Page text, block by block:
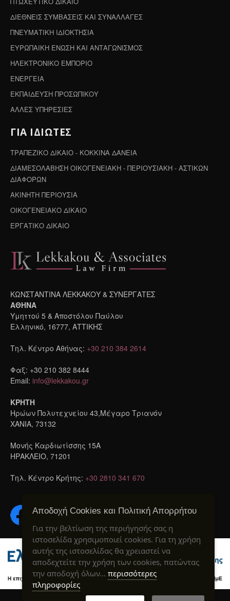
ΔΙΕΘΝΕΙΣ ΣΥΜΒΑΣΕΙΣ ΚΑΙ ΣΥΝΑΛΛΑΓΕΣ
ΠΝΕΥΜΑΤΙΚΗ ΙΔΙΟΚΤΗΣΙΑ
ΕΥΡΩΠΑΙΚΗ ΕΝΩΣΗ ΚΑΙ ΑΝΤΑΓΩΝΙΣΜΟΣ
ΗΛΕΚΤΡΟΝΙΚΟ ΕΜΠΟΡΙΟ
ΕΝΕΡΓΕΙΑ
ΕΚΠΑΙΔΕΥΣΗ ΠΡΟΣΩΠΙΚΟΥ
ΑΛΛΕΣ ΥΠΗΡΕΣΙΕΣ
ΓΙΑ ΙΔΙΩΤΕΣ
ΤΡΑΠΕΖΙΚΟ ΔΙΚΑΙΟ - ΚΟΚΚΙΝΑ ΔΑΝΕΙΑ
ΔΙΑΜΕΣΟΛΑΒΗΣΗ ΟΙΚΟΓΕΝΕΙΑΚΗ - ΠΕΡΙΟΥΣΙΑΚΗ - ΑΣΤΙΚΩΝ
ΔΙΑΦΟΡΩΝ
ΑΚΙΝΗΤΗ ΠΕΡΙΟΥΣΙΑ
ΟΙΚΟΓΕΝΕΙΑΚΟ ΔΙΚΑΙΟ
ΕΡΓΑΤΙΚΟ ΔΙΚΑΙΟ
ΚΩΝΣΤΑΝΤΙΝΑ ΛΕΚΚΑΚΟΥ & ΣΥΝΕΡΓΑΤΕΣ
ΑΘΗΝΑ
Υμηττού 5 & Αποστόλου Παύλου
Ελληνικό, 16777, ΑΤΤΙΚΗΣ
Τηλ. Κέντρο Αθήνας: +30 210 384 2614
Φαξ: +30 210 382 8444
Email: info@lekkakou.gr
ΚΡΗΤΗ
Ηρώων Πολυτεχνείου 43,Μέγαρο Τριανόν
ΧΑΝΙΑ, 73132
Μονής Καρδιωτίσσης 15A
ΗΡΑΚΛΕΙΟ, 71201
Τηλ. Κέντρο Κρήτης: +30 2810 341 670
Created by webIQ ® 2020
Αποδοχή Cookies και Πολιτική Απορρήτου
Για την βελτίωση της περιήγησής σας η
ιστοσελίδα χρησιμοποιεί cookies. Για τη χρήση
αυτής της ιστοσελίδας θα χρειαστεί να
αποδεχτείτε την χρήση των cookies, πατώντας
την αποδοχή όλων… περισσότερες
πληροφορίες